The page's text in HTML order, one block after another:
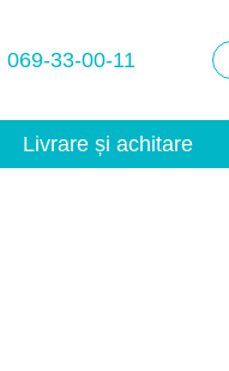
069-33-00-11
Livrare și achitare